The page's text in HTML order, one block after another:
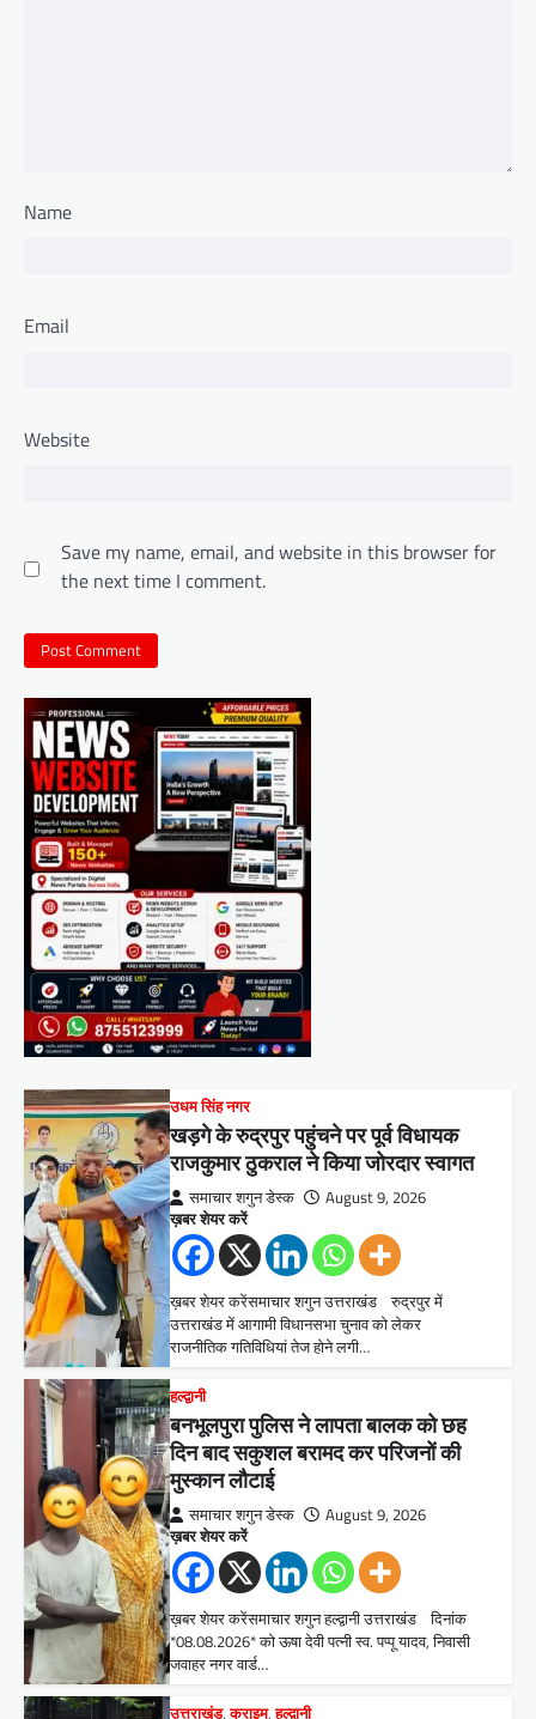
Name
Email
Website
Save my name, email, and website in this browser for
the next time I comment.
उधम सिंह नगर
खड़गे के रुद्रपुर पहुंचने पर पूर्व विधायक
राजकुमार ठुकराल ने किया जोरदार स्वागत
समाचार शगुन डेस्क August 9, 2026
ख़बर शेयर करें
ख़बर शेयर करेंसमाचार शगुन उत्तराखंड रुद्रपुर में
उत्तराखंड में आगामी विधानसभा चुनाव को लेकर
राजनीतिक गतिविधियां तेज होने लगी…
हल्द्वानी
बनभूलपुरा पुलिस ने लापता बालक को छह
दिन बाद सकुशल बरामद कर परिजनों की
मुस्कान लौटाई
समाचार शगुन डेस्क August 9, 2026
ख़बर शेयर करें
ख़बर शेयर करेंसमाचार शगुन हल्द्वानी उत्तराखंड दिनांक
*08.08.2026* को ऊषा देवी पत्नी स्व. पप्पू यादव, निवासी
जवाहर नगर वार्ड…
उत्तराखंड,क्राइम,हल्द्वानी